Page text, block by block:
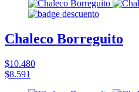
Chaleco Borreguito
$10.480
$8.591